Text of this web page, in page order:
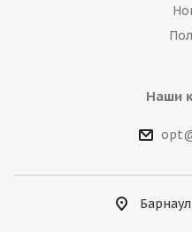
Наши